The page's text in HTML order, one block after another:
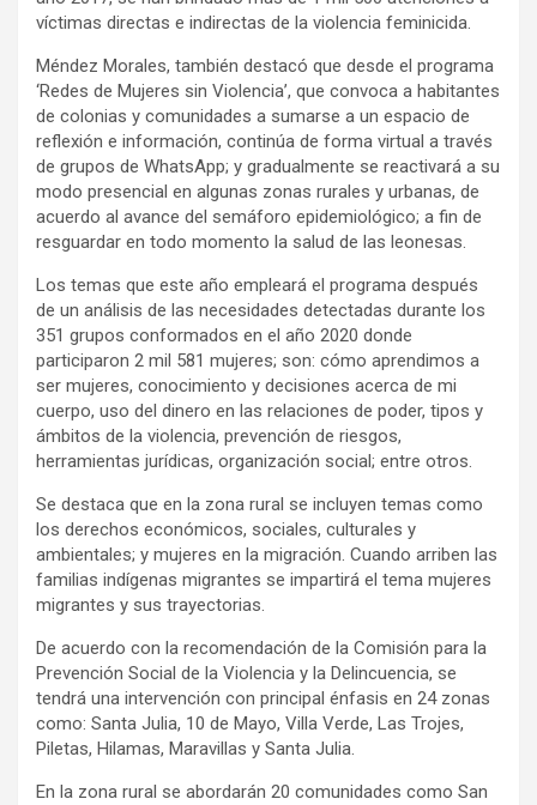
víctimas directas e indirectas de la violencia feminicida.
Méndez Morales, también destacó que desde el programa
‘Redes de Mujeres sin Violencia’, que convoca a habitantes
de colonias y comunidades a sumarse a un espacio de
reflexión e información, continúa de forma virtual a través
de grupos de WhatsApp; y gradualmente se reactivará a su
modo presencial en algunas zonas rurales y urbanas, de
acuerdo al avance del semáforo epidemiológico; a fin de
resguardar en todo momento la salud de las leonesas.
Los temas que este año empleará el programa después
de un análisis de las necesidades detectadas durante los
351 grupos conformados en el año 2020 donde
participaron 2 mil 581 mujeres; son: cómo aprendimos a
ser mujeres, conocimiento y decisiones acerca de mi
cuerpo, uso del dinero en las relaciones de poder, tipos y
ámbitos de la violencia, prevención de riesgos,
herramientas jurídicas, organización social; entre otros.
Se destaca que en la zona rural se incluyen temas como
los derechos económicos, sociales, culturales y
ambientales; y mujeres en la migración. Cuando arriben las
familias indígenas migrantes se impartirá el tema mujeres
migrantes y sus trayectorias.
De acuerdo con la recomendación de la Comisión para la
Prevención Social de la Violencia y la Delincuencia, se
tendrá una intervención con principal énfasis en 24 zonas
como: Santa Julia, 10 de Mayo, Villa Verde, Las Trojes,
Piletas, Hilamas, Maravillas y Santa Julia.
En la zona rural se abordarán 20 comunidades como San